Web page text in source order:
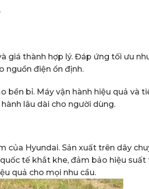
giá thành hợp lý. Đáp ứng tối ưu
nguồn điện ổn định.
bền bỉ. Máy vận hành hiệu quả và
lâu dài cho người dùng.
của Hyundai. Sản xuất trên dây
tế khắt khe, đảm bảo hiệu suất
quả cho mọi nhu cầu.